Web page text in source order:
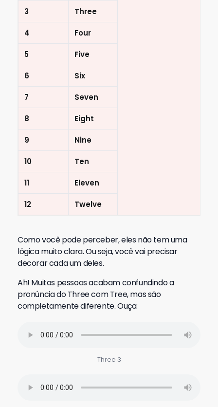
3 Three
4 Four
5 Five
6 Six
7 Seven
8 Eight
9 Nine
10 Ten
11 Eleven
12 Twelve
Como você pode perceber, eles não tem uma
lógica muito clara. Ou seja, você vai precisar
decorar cada um deles.
Ah! Muitas pessoas acabam confundindo a
pronúncia do Three com Tree, mas são
completamente diferente. Ouça:
Three 3